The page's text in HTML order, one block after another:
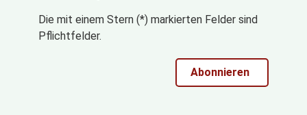
Die mit einem Stern (*) markierten Felder sind
Pflichtfelder.
Abonnieren